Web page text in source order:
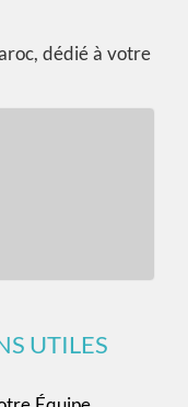
dédié à votre
UTILES